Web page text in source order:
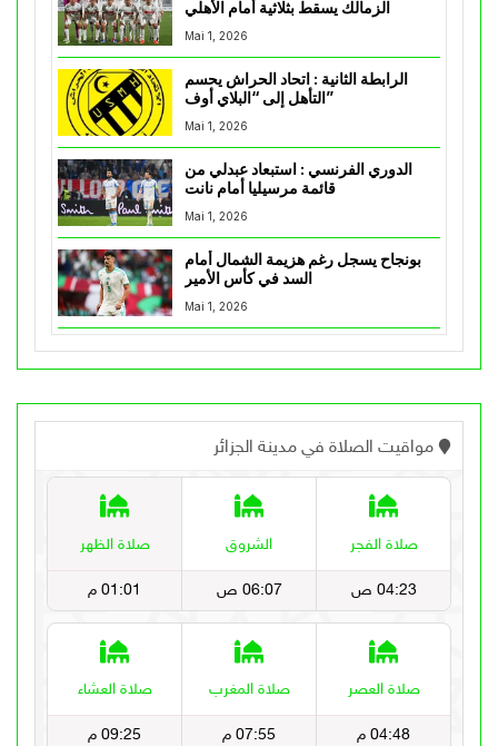
Mai 1, 2026
الرابطة الثانية : اتحاد الحراش يحسم
التأهل إلى “البلاي أوف”
Mai 1, 2026
الدوري الفرنسي : استبعاد عبدلي من
قائمة مرسيليا أمام نانت
Mai 1, 2026
بونجاح يسجل رغم هزيمة الشمال أمام
السد في كأس الأمير
Mai 1, 2026